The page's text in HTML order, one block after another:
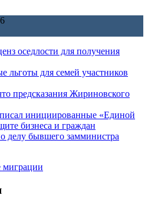
оседлости для получения
льготы для семей участников
предсказания Жириновского
инициированные «Единой
бизнеса и граждан
делу бывшего замминистра